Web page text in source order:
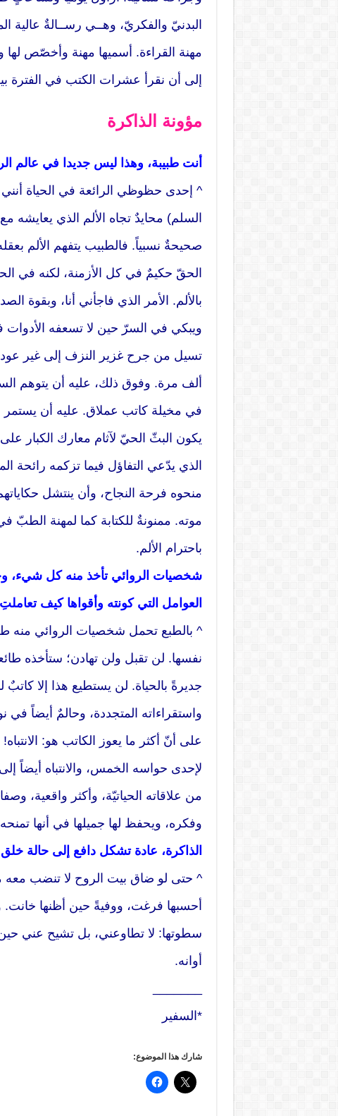
البدنيّ والفكريّ، وهــي رســالةٌ عالية
مهنة القراءة. أسميها مهنة وأخصّص لها
إلى أن نقرأ عشرات الكتب في الفترة
مؤونة الذاكرة
أنت طبيبة، وهذا ليس جديدا في عالم
^ إحدى حظوظي الرائعة في الحياة
السلم) محايدٌ تجاه الألم الذي
صحيحةٌ نسبياً. فالطبيب يتفهم الألم
الحقّ حكيمٌ في كل الأزمنة، لكنه في
بالألم. الأمر الذي فاجأني أنا، وبقوة
ويبكي في السرّ حين لا تسعفه الأدوات
تسيل من جرح غزير النزف إلى غير
ألف مرة. وفوق ذلك، عليه أن يتوهم
في مخيلة كاتب عملاق. عليه أن يستمر
يكون البثّ الحيّ لآثام معارك الكبار
الذي يدّعي التفاؤل فيما تزكمه رائحة
منحوه فرحة النجاح، وأن ينتشل
موته. ممنونةٌ للكتابة كما لمهنة الطبّ
باحترام الألم.
شخصيات الروائي تأخذ منه كل شيء،
العوامل التي كونته وأقواها كيف
^ بالطبع تحمل شخصيات الروائي منه
نفسها. لن تقبل ولن تهادن؛ ستأخذه
جديرةً بالحياة. لن يستطيع هذا إلا
واستقراءاته المتجددة، وحالمٌ أيضاً
على أنّ أكثر ما يعوز الكاتب هو:
لإحدى حواسه الخمس، والانتباه أيضاً
من علاقاته الحياتيّة، وأكثر واقعية،
وفكره، ويحفظ لها جميلها في أنها
الذاكرة، عادة تشكل دافع إلى حالة
^ حتى لو ضاق بيت الروح لا تنضب معه
أحسبها فرغت، ووفيةً حين أظنها خانت.
سطوتها: لا تطاوعني، بل تشيح عني حين
أوانه.
*السفير
شارك هذا الموضوع: